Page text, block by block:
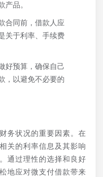
产品。
合同前，借款人应
关于利率、手续费
好预算，确保自己
，以避免不必要的
务状况的重要因素。在
关的利率信息及其影响
通过理性的选择和良好
地应对微支付借款带来